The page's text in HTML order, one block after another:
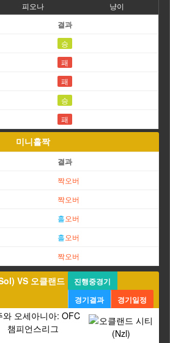
피오나 냥이
결과
승
패
패
승
패
미니홀짝
결과
짝오버
짝오버
홀오버
홀오버
짝오버
VS 오클랜드
진행중경기
경기결과
경기일정
와 오세아니아: OFC
챔피언스리그